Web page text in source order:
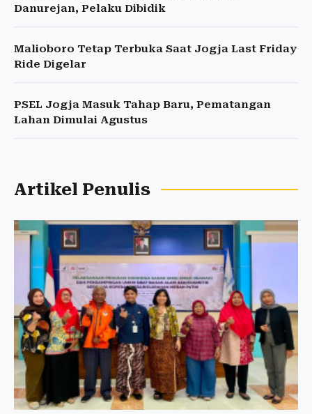
Danurejan, Pelaku Dibidik
Malioboro Tetap Terbuka Saat Jogja Last Friday
Ride Digelar
PSEL Jogja Masuk Tahap Baru, Pematangan
Lahan Dimulai Agustus
Artikel Penulis